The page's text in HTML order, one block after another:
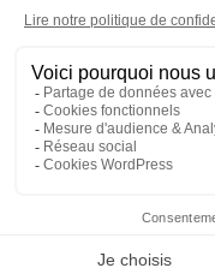
Traversez les
moto sur la
16 jours - À
Chicago - Los
Mexique -